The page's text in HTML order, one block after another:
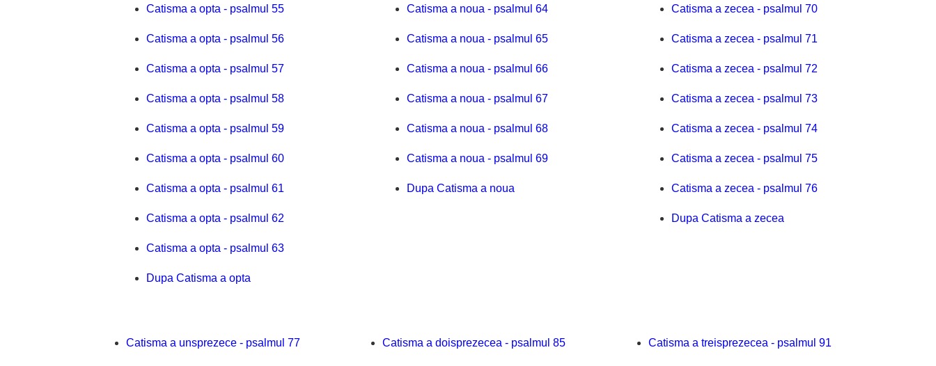
Catisma a opta - psalmul 55
Catisma a opta - psalmul 56
Catisma a opta - psalmul 57
Catisma a opta - psalmul 58
Catisma a opta - psalmul 59
Catisma a opta - psalmul 60
Catisma a opta - psalmul 61
Catisma a opta - psalmul 62
Catisma a opta - psalmul 63
Dupa Catisma a opta
Catisma a noua - psalmul 64
Catisma a noua - psalmul 65
Catisma a noua - psalmul 66
Catisma a noua - psalmul 67
Catisma a noua - psalmul 68
Catisma a noua - psalmul 69
Dupa Catisma a noua
Catisma a zecea - psalmul 70
Catisma a zecea - psalmul 71
Catisma a zecea - psalmul 72
Catisma a zecea - psalmul 73
Catisma a zecea - psalmul 74
Catisma a zecea - psalmul 75
Catisma a zecea - psalmul 76
Dupa Catisma a zecea
Catisma a unsprezece - psalmul 77 Catisma a doisprezecea - psalmul 85 Catisma a treisprezecea - psalmul 91